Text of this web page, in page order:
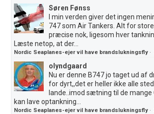
Søren Fønss
I min verden giver det ingen
747 som Air Tankers. Alt for
præcise nok, ligesom hver
Læste netop, at der...
Nordic Seaplanes-ejer vil have brandslukningsfly ·
olyndgaard
Nu er denne B747 jo taget ud af
for dyrt,,det er heller ikke alle
lande..imod sætning til de mange
kan lave optankning...
Nordic Seaplanes-ejer vil have brandslukningsfly ·